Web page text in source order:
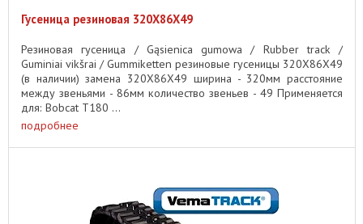
Гусеница резиновая 320X86X49
Резиновая гусеница / Gąsienica gumowa / Rubber track /
Guminiai vikšrai / Gummiketten резиновые гусеницы 320X86X49
(в наличии) замена 320X86X49 ширина - 320мм расстояние
между звеньями - 86мм количество звеньев - 49 Применяется
для: Bobcat T180 ...
подробнее